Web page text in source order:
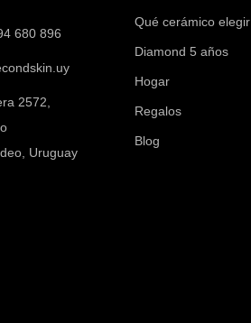
680 896
2572,
Uruguay
Qué cerámico elegir
Diamond 5 años
Hogar
Regalos
Blog